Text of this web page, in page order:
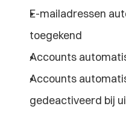
E-mailadressen
toegekend
Accounts
Accounts
gedeactiveerd bij